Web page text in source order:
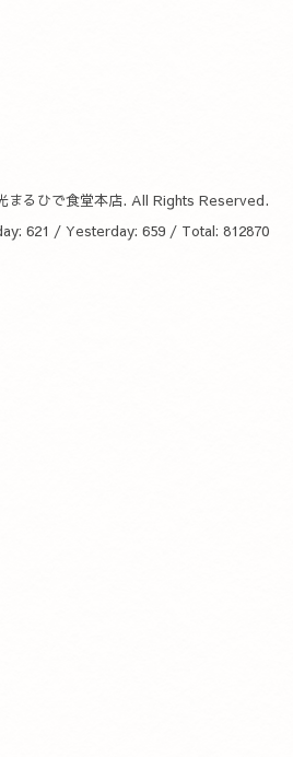
まるひで食堂本店. All Rights Reserved.
621 / Yesterday: 659 / Total: 812870